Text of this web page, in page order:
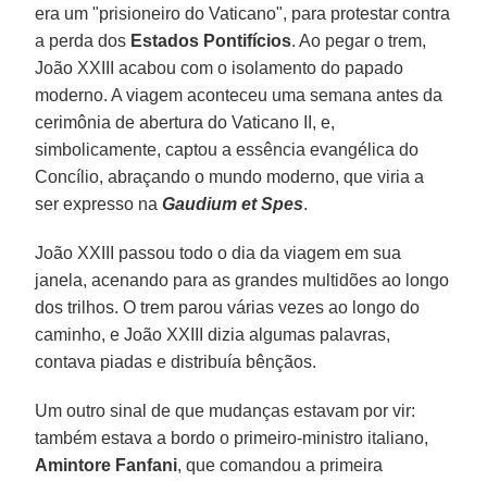
era um "prisioneiro do Vaticano", para protestar contra
a perda dos Estados Pontifícios. Ao pegar o trem,
João XXIII acabou com o isolamento do papado
moderno. A viagem aconteceu uma semana antes da
cerimônia de abertura do Vaticano II, e,
simbolicamente, captou a essência evangélica do
Concílio, abraçando o mundo moderno, que viria a
ser expresso naGaudium et Spes.
João XXIII passou todo o dia da viagem em sua
janela, acenando para as grandes multidões ao longo
dos trilhos. O trem parou várias vezes ao longo do
caminho, e João XXIII dizia algumas palavras,
contava piadas e distribuía bênçãos.
Um outro sinal de que mudanças estavam por vir:
também estava a bordo o primeiro-ministro italiano,
Amintore Fanfani, que comandou a primeira